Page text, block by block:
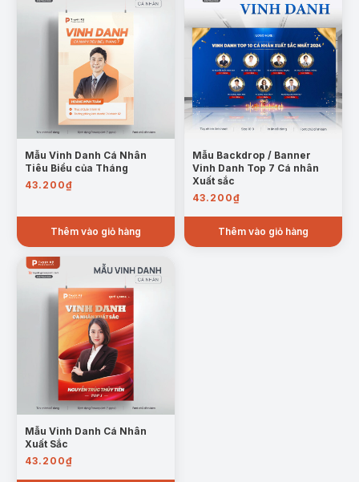
Mẫu Vinh Danh Cá Nhân
Tiêu Biểu của Tháng
43.200₫
Thêm vào giỏ hàng
Mẫu Backdrop / Banner
Vinh Danh Top 7 Cá nhân
Xuất sắc
43.200₫
Thêm vào giỏ hàng
Mẫu Vinh Danh Cá Nhân
Xuất Sắc
43.200₫